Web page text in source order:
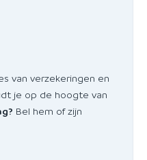
van verzekeringen en
je op de hoogte van
Bel hem of zijn